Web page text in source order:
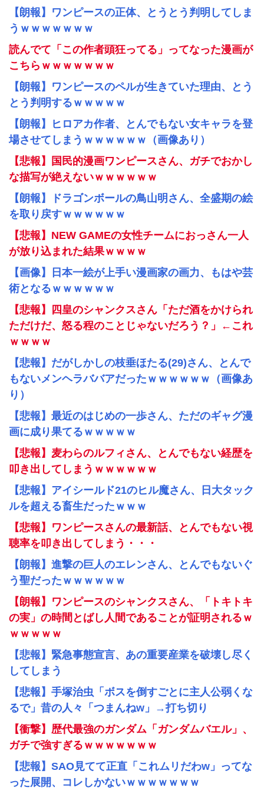
【朗報】ワンピースの正体、とうとう判明してしま
うｗｗｗｗｗｗｗ
読んでて「この作者頭狂ってる」ってなった漫画が
こちらｗｗｗｗｗｗｗ
【朗報】ワンピースのペルが生きていた理由、とう
とう判明するｗｗｗｗｗ
【朗報】ヒロアカ作者、とんでもない女キャラを登
場させてしまうｗｗｗｗｗｗ（画像あり）
【悲報】国民的漫画ワンピースさん、ガチでおかし
な描写が絶えないｗｗｗｗｗｗ
【朗報】ドラゴンボールの鳥山明さん、全盛期の絵
を取り戻すｗｗｗｗｗｗ
【悲報】NEW GAMEの女性チームにおっさん一人
が放り込まれた結果ｗｗｗｗ
【画像】日本一絵が上手い漫画家の画力、もはや芸
術となるｗｗｗｗｗｗ
【悲報】四皇のシャンクスさん「ただ酒をかけられ
ただけだ、怒る程のことじゃないだろう？」←これ
ｗｗｗｗ
【悲報】だがしかしの枝垂ほたる(29)さん、とんで
もないメンヘラババアだったｗｗｗｗｗｗ（画像あ
り）
【悲報】最近のはじめの一歩さん、ただのギャグ漫
画に成り果てるｗｗｗｗｗ
【悲報】麦わらのルフィさん、とんでもない経歴を
叩き出してしまうｗｗｗｗｗｗ
【悲報】アイシールド21のヒル魔さん、日大タック
ルを超える畜生だったｗｗｗ
【悲報】ワンピースさんの最新話、とんでもない視
聴率を叩き出してしまう・・・
【朗報】進撃の巨人のエレンさん、とんでもないぐ
う聖だったｗｗｗｗｗｗ
【朗報】ワンピースのシャンクスさん、「トキトキ
の実」の時間とばし人間であることが証明されるｗ
ｗｗｗｗｗ
【悲報】緊急事態宣言、あの重要産業を破壊し尽く
してしまう
【悲報】手塚治虫「ボスを倒すごとに主人公弱くな
るで」昔の人々「つまんねw」→打ち切り
【衝撃】歴代最強のガンダム「ガンダムバエル」、
ガチで強すぎるｗｗｗｗｗｗｗ
【悲報】SAO見てて正直「これムリだわw」ってな
った展開、コレしかないｗｗｗｗｗｗｗ